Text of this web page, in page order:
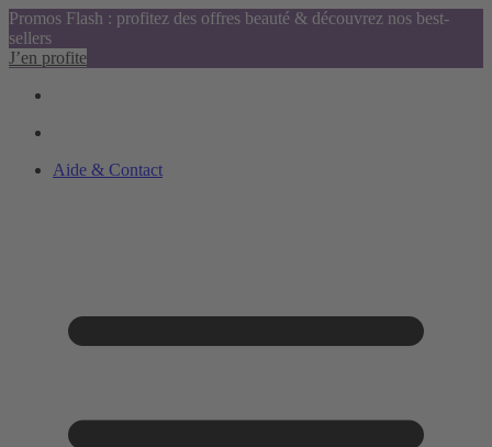
Promos Flash : profitez des offres beauté & découvrez nos best-
sellers
J’en profite
Aide & Contact